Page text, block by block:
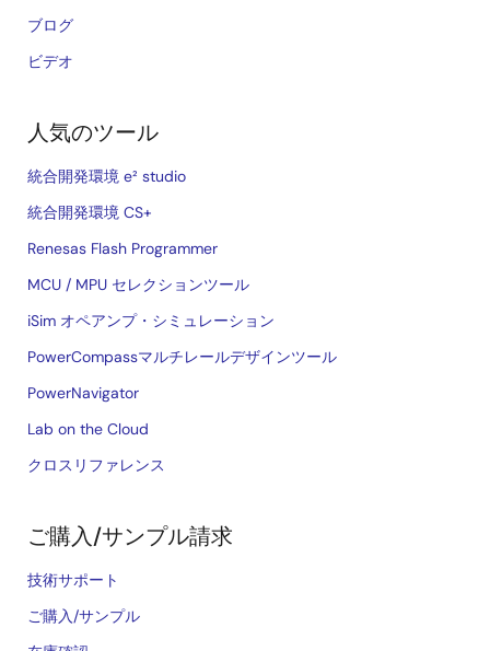
ブログ
ビデオ
人気のツール
統合開発環境 e² studio
統合開発環境 CS+
Renesas Flash Programmer
MCU / MPU セレクションツール
iSim オペアンプ・シミュレーション
PowerCompassマルチレールデザインツール
PowerNavigator
Lab on the Cloud
クロスリファレンス
ご購入/サンプル請求
技術サポート
ご購入/サンプル